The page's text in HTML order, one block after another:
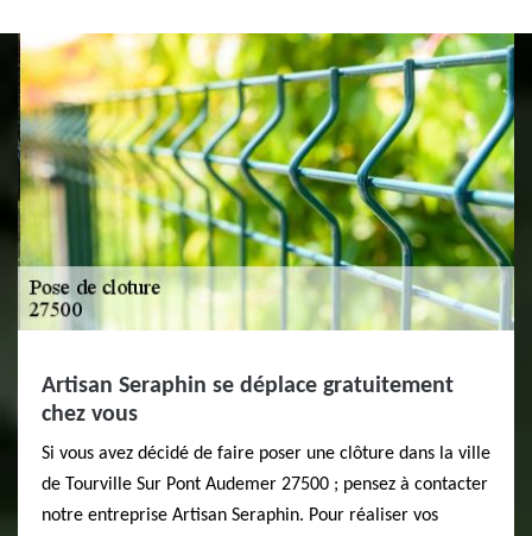
Artisan Seraphin se déplace gratuitement
chez vous
Si vous avez décidé de faire poser une clôture dans la ville
de Tourville Sur Pont Audemer 27500 ; pensez à contacter
notre entreprise Artisan Seraphin. Pour réaliser vos